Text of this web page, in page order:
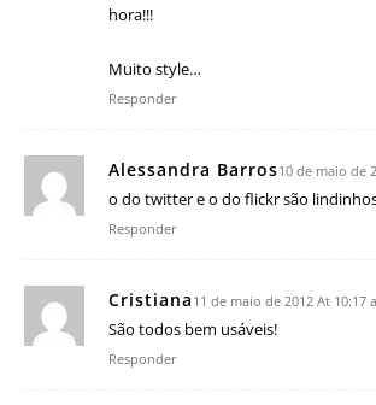
hora!!!
Muito style…
Responder
Alessandra Barros10 de maio de
o do twitter e o do flickr são
Responder
Cristiana 11 de maio de 2012 At 10:17
São todos bem usáveis!
Responder